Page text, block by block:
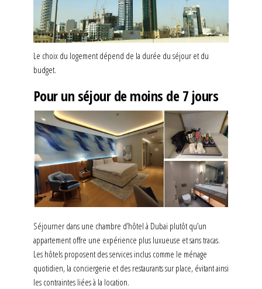
Le choix du logement dépend de la durée du séjour et du
budget.
Pour un séjour de moins de 7 jours
Séjourner dans une chambre d’hôtel à Dubaï plutôt qu’un
appartement offre une expérience plus luxueuse et sans tracas.
Les hôtels proposent des services inclus comme le ménage
quotidien, la conciergerie et des restaurants sur place, évitant ainsi
les contraintes liées à la location.